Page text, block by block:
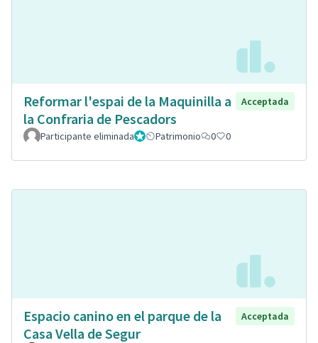
Reformar l'espai de la Maquinilla a
la Confraria de Pescadors
Acceptada
Participante eliminadaAdministrador
Patrimonio 0 0
Espacio canino en el parque de la
Casa Vella de Segur
Acceptada